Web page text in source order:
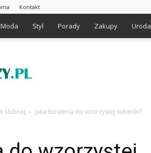
Kontakt
Moda Styl Porady Zakupy Uroda
ślubnej Jaka biżuteria do wzorzystej sukienki?